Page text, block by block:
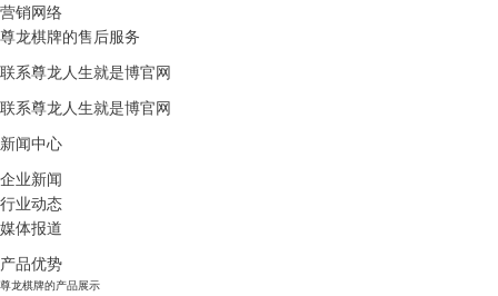
营销网络
尊龙棋牌的售后服务
联系尊龙人生就是博官网
联系尊龙人生就是博官网
新闻中心
企业新闻
行业动态
媒体报道
产品优势
尊龙棋牌的产品展示